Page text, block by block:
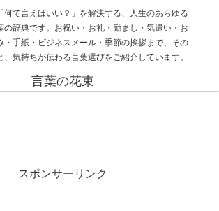
何て言えばいい？」を解決する、人生のあらゆる
の辞典です。お祝い・お礼・励まし・気遣い・お
・手紙・ビジネスメール・季節の挨拶まで、その
、気持ちが伝わる言葉選びをご紹介しています。
言葉の花束
スポンサーリンク